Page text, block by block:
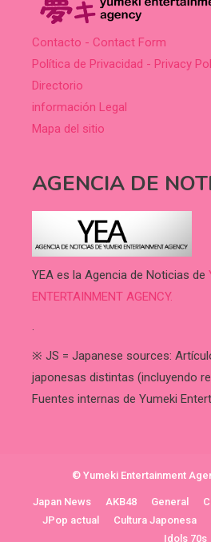
Contacto - Contact Form
Política de Privacidad - Privacy
Directorio
información Legal
Mapa del sitio
AGENCIA DE
YEA es la Agencia de Noticias de
ENTERTAINMENT AGENCY.
.
※ JS = Japanese sources:
japonesas distintas (incluyendo
Fuentes internas de Yumeki
© Yumeki Entertainment
Japan News AKB48 General
JPop actual
Cultura Japonesa
Idols 70s